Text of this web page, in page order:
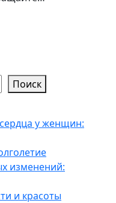
Поиск
у женщин:
изменений:
и красоты